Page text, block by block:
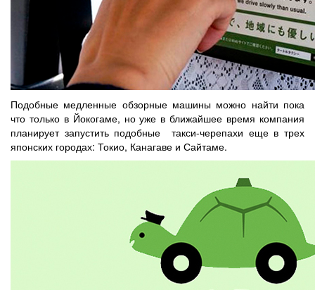
Подобные медленные обзорные машины можно найти пока
что только в Йокогаме, но уже в ближайшее время компания
планирует запустить подобные такси-черепахи еще в трех
японских городах: Токио, Канагаве и Сайтаме.